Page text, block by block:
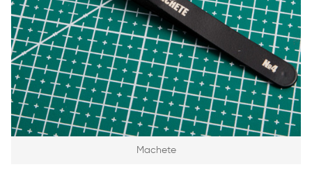
Machete